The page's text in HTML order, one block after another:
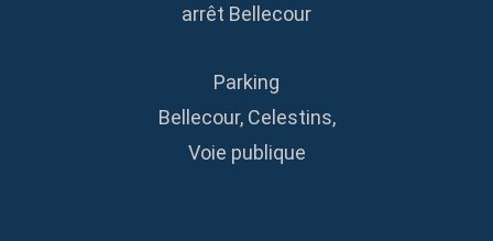
arrêt Bellecour
Parking
Bellecour, Celestins,
Voie publique